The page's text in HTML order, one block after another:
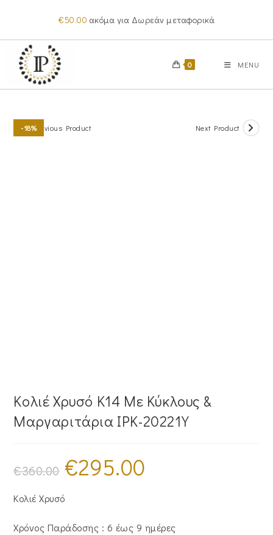
content
€50.00 ακόμα για Δωρεάν μεταφορικά
0 MENU
-18%Previous Product Next Product
Κολιέ Χρυσό Κ14 Με Κύκλους &
Μαργαριτάρια IPK-20221Y
€360.00
Original
price
was:
€295.00
Κολιέ Χρυσό
Χρόνος Παράδοσης : 6 έως 9 ημέρες